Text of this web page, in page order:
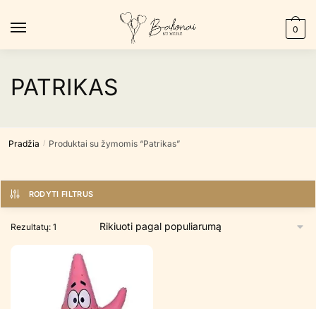
0
PATRIKAS
Pradžia / Produktai su žymomis “Patrikas”
RODYTI FILTRUS
Rezultatų: 1